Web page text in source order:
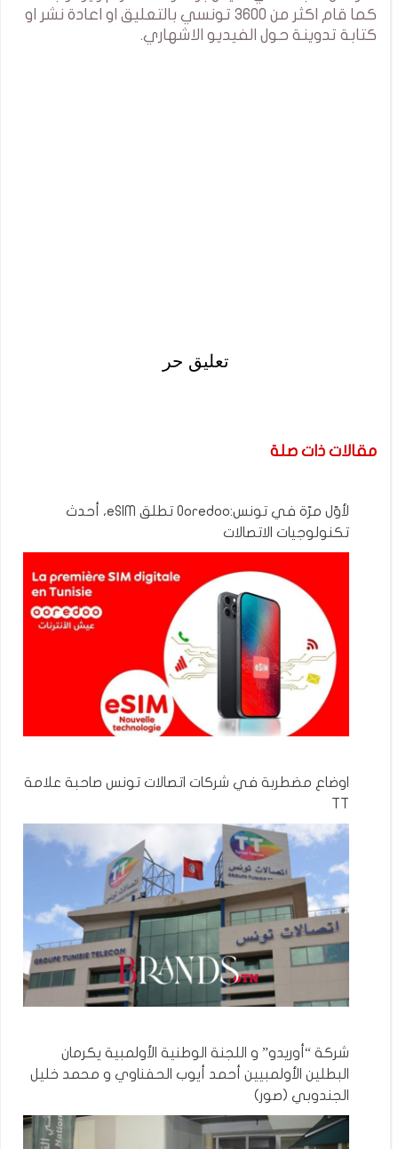
كما قام اكثر من 3600 تونسي بالتعليق او اعادة نشر او
كتابة تدوينة حول الفيديو الاشهاري.
تعليق حر
مقالات ذات صلة
لأوّل مرّة في تونس:Ooredoo تطلق eSIM، أحدث
تكنولوجيات الاتصالات
اوضاع مضطربة في شركات اتصالات تونس صاحبة علامة
TT
شركة “أوريدو” و اللجنة الوطنية الأولمبية يكرمان
البطلين الأولمبيين أحمد أيوب الحفناوي و محمد خليل
الجندوبي (صور)